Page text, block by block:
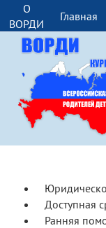
О
ВОРДИ
Главная
Доступная
Ранняя